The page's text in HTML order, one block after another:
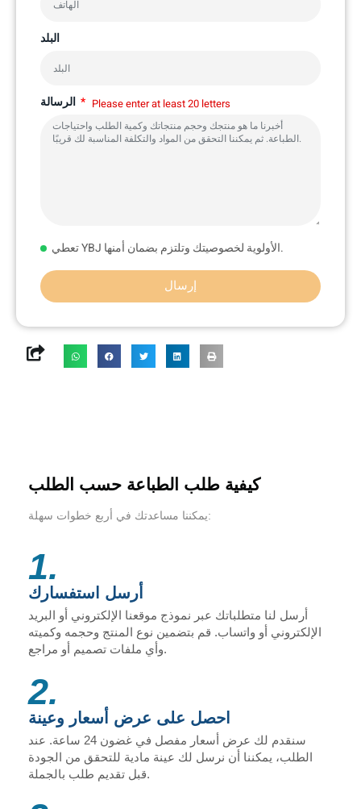
البلد
Please enter at least 20 letters
تعطي YBJ الأولوية لخصوصيتك وتلتزم بضمان أمنها.
إرسال
كيفية طلب الطباعة حسب الطلب
يمكننا مساعدتك في أربع خطوات سهلة:
1.
أرسل استفسارك
أرسل لنا متطلباتك عبر نموذج موقعنا الإلكتروني أو البريد
الإلكتروني أو واتساب. قم بتضمين نوع المنتج وحجمه وكميته
وأي ملفات تصميم أو مراجع.
2.
احصل على عرض أسعار وعينة
سنقدم لك عرض أسعار مفصل في غضون 24 ساعة. عند
الطلب، يمكننا أن نرسل لك عينة مادية للتحقق من الجودة
قبل تقديم طلب بالجملة.